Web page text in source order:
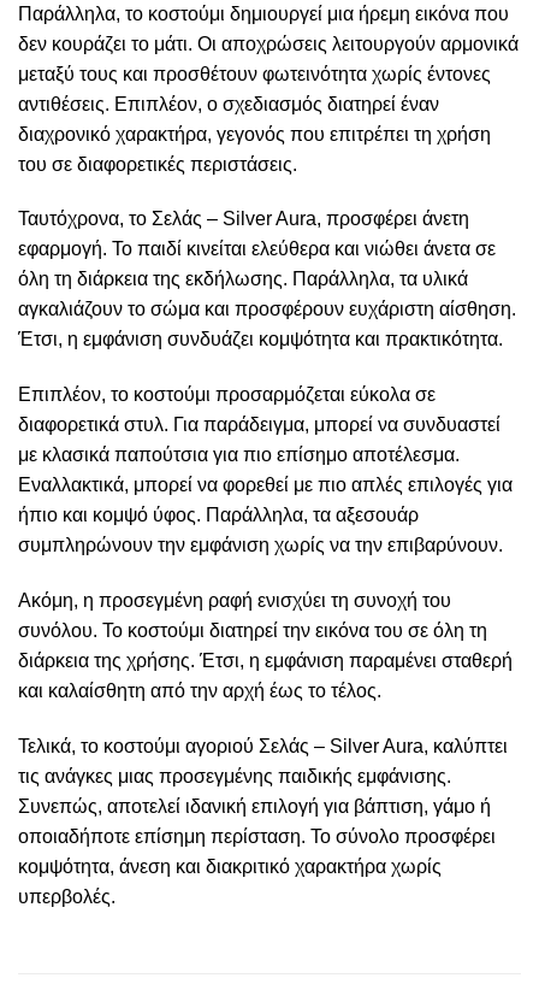
Παράλληλα, το κοστούμι δημιουργεί μια ήρεμη εικόνα που
δεν κουράζει το μάτι. Οι αποχρώσεις λειτουργούν αρμονικά
μεταξύ τους και προσθέτουν φωτεινότητα χωρίς έντονες
αντιθέσεις. Επιπλέον, ο σχεδιασμός διατηρεί έναν
διαχρονικό χαρακτήρα, γεγονός που επιτρέπει τη χρήση
του σε διαφορετικές περιστάσεις.
Ταυτόχρονα, το Σελάς – Silver Aura, προσφέρει άνετη
εφαρμογή. Το παιδί κινείται ελεύθερα και νιώθει άνετα σε
όλη τη διάρκεια της εκδήλωσης. Παράλληλα, τα υλικά
αγκαλιάζουν το σώμα και προσφέρουν ευχάριστη αίσθηση.
Έτσι, η εμφάνιση συνδυάζει κομψότητα και πρακτικότητα.
Επιπλέον, το κοστούμι προσαρμόζεται εύκολα σε
διαφορετικά στυλ. Για παράδειγμα, μπορεί να συνδυαστεί
με κλασικά παπούτσια για πιο επίσημο αποτέλεσμα.
Εναλλακτικά, μπορεί να φορεθεί με πιο απλές επιλογές για
ήπιο και κομψό ύφος. Παράλληλα, τα αξεσουάρ
συμπληρώνουν την εμφάνιση χωρίς να την επιβαρύνουν.
Ακόμη, η προσεγμένη ραφή ενισχύει τη συνοχή του
συνόλου. Το κοστούμι διατηρεί την εικόνα του σε όλη τη
διάρκεια της χρήσης. Έτσι, η εμφάνιση παραμένει σταθερή
και καλαίσθητη από την αρχή έως το τέλος.
Τελικά, το κοστούμι αγοριού Σελάς – Silver Aura, καλύπτει
τις ανάγκες μιας προσεγμένης παιδικής εμφάνισης.
Συνεπώς, αποτελεί ιδανική επιλογή για βάπτιση, γάμο ή
οποιαδήποτε επίσημη περίσταση. Το σύνολο προσφέρει
κομψότητα, άνεση και διακριτικό χαρακτήρα χωρίς
υπερβολές.